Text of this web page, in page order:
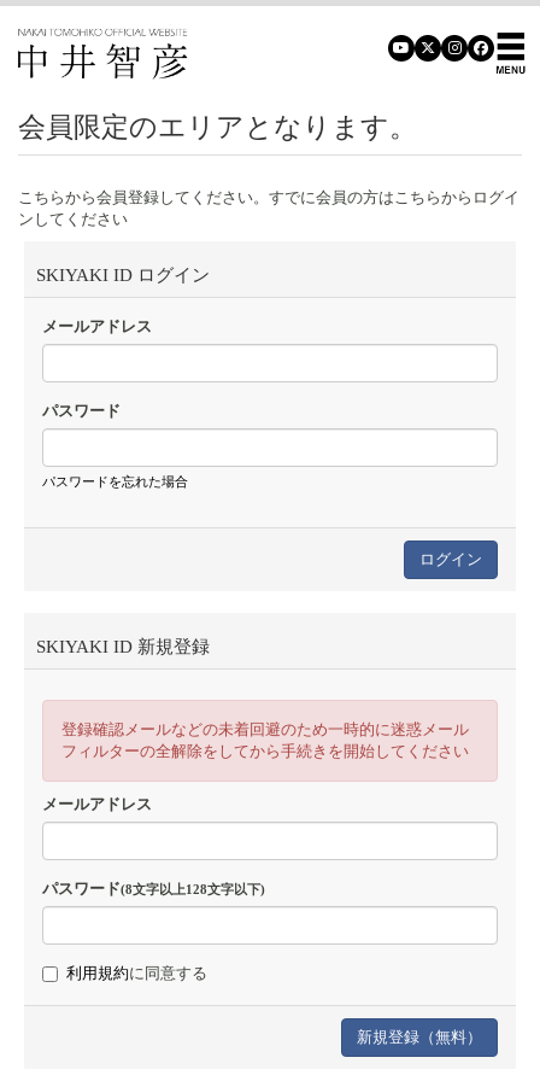
会員限定のエリアとなります。
こちらから会員登録してください。すでに会員の方はこちらからログイ
ンしてください
SKIYAKI ID ログイン
メールアドレス
パスワード
パスワードを忘れた場合
SKIYAKI ID 新規登録
登録確認メールなどの未着回避のため一時的に迷惑メール
フィルターの全解除をしてから手続きを開始してください
メールアドレス
パスワード(8文字以上128文字以下)
利用規約に同意する